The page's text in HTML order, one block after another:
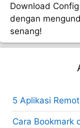
Download
dengan
senang!
5 Aplikasi
Cara Bookmark